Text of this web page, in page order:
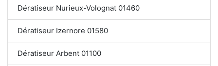
Dératiseur Nurieux-Volognat 01460
Dératiseur Izernore 01580
Dératiseur Arbent 01100